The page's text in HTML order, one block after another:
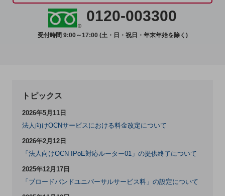
サービス・ソリューションをご紹介
カテゴリーで探す
カテゴリーで探すTOP
セキュリティ
データ利活用
0120-003300
受付時間 9:00～17:00 (土・日・祝日・年末年始を除く)
トピックス
2026年5月11日
法人向けOCNサービスにおける料金改定について
2026年2月12日
「法人向けOCN IPoE対応ルーター01」の提供終了について
2025年12月17日
「ブロードバンドユニバーサルサービス料」の設定について